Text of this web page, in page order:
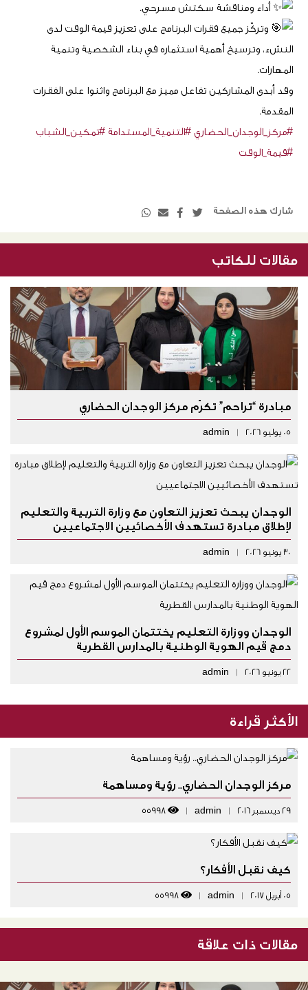
أداء ومناقشة سكتش مسرحي.
وتركّز جميع فقرات البرنامج على تعزيز قيمة الوقت لدى
النشء، وترسيخ أهمية استثماره في بناء الشخصية وتنمية
المهارات.
وقد أبدى المشاركين تفاعل مميز مع البرنامج واثنوا على الفقرات
المقدمة.
#مركز_الوجدان_الحضاري #التنمية_المستدامة #تمكين_الشباب
#قيمة_الوقت
شارك هذه الصفحة
مقالات للكاتب
مبادرة “تراحم” تكرّم مركز الوجدان الحضاري
05 يوليو 2026 |
admin
الوجدان يبحث تعزيز التعاون مع وزارة التربية والتعليم
لإطلاق مبادرة تستهدف الأخصائيين الاجتماعيين
30 يونيو 2026 |
admin
الوجدان ووزارة التعليم يختتمان الموسم الأول لمشروع
دمج قيم الهوية الوطنية بالمدارس القطرية
22 يونيو 2026 |
admin
الأكثر قراءة
مركز الوجدان الحضاري.. رؤية ومساهمة
29 ديسمبر 2016 |
admin
|
كيف نقبل الأفكار؟
05 أبريل 2017 |
admin
|
مقالات ذات علاقة